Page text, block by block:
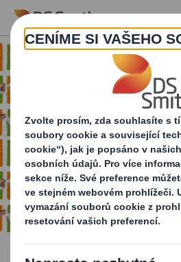
Skip to main content